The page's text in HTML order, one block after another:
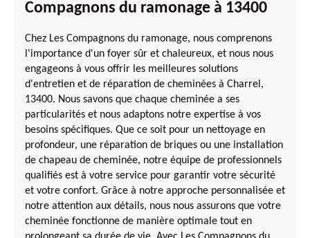
Compagnons du ramonage à 13400
Chez Les Compagnons du ramonage, nous comprenons
l'importance d'un foyer sûr et chaleureux, et nous nous
engageons à vous offrir les meilleures solutions
d'entretien et de réparation de cheminées à Charrel,
13400. Nous savons que chaque cheminée a ses
particularités et nous adaptons notre expertise à vos
besoins spécifiques. Que ce soit pour un nettoyage en
profondeur, une réparation de briques ou une installation
de chapeau de cheminée, notre équipe de professionnels
qualifiés est à votre service pour garantir votre sécurité
et votre confort. Grâce à notre approche personnalisée et
notre attention aux détails, nous nous assurons que votre
cheminée fonctionne de manière optimale tout en